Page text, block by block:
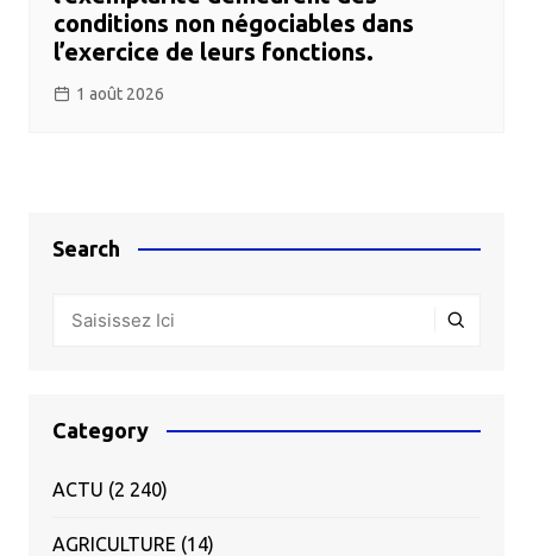
conditions non négociables dans
l’exercice de leurs fonctions.
1 août 2026
Search
Category
ACTU (2 240)
AGRICULTURE (14)